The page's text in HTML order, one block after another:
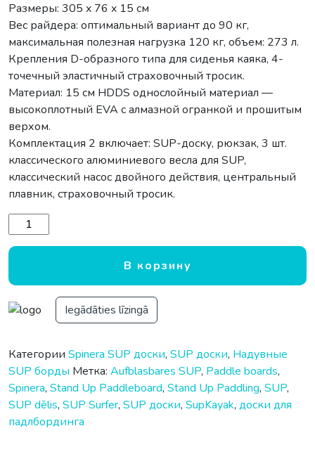
Размеры: 305 x 76 x 15 см
Вес райдера: оптимальный вариант до 90 кг,
максимальная полезная нагрузка 120 кг, объем: 273 л.
Крепления D-образного типа для сиденья каяка, 4-
точечный эластичный страховочный тросик.
Материал: 15 см HDDS однослойный материал —
высокоплотный EVA с алмазной огранкой и прошитым
верхом.
Комплектация 2 включает: SUP-доску, рюкзак, 3 шт.
классического алюминиевого весла для SUP,
классический насос двойного действия, центральный
плавник, страховочный тросик.
Количество товара Spinera SUP Classic 10.0 Pack 2 -
В корзину
Iegādāties līzingā
Категории Spinera SUP доски, SUP доски, Надувные
SUP борды Метка: Aufblasbares SUP, Paddle boards,
Spinera, Stand Up Paddleboard, Stand Up Paddling, SUP,
SUP dēlis, SUP Surfer, SUP доски, SupKayak, доски для
падлбординга